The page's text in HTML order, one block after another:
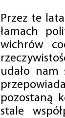
Przez te
łamach
wichrów
udało nam
pozostaną
stale